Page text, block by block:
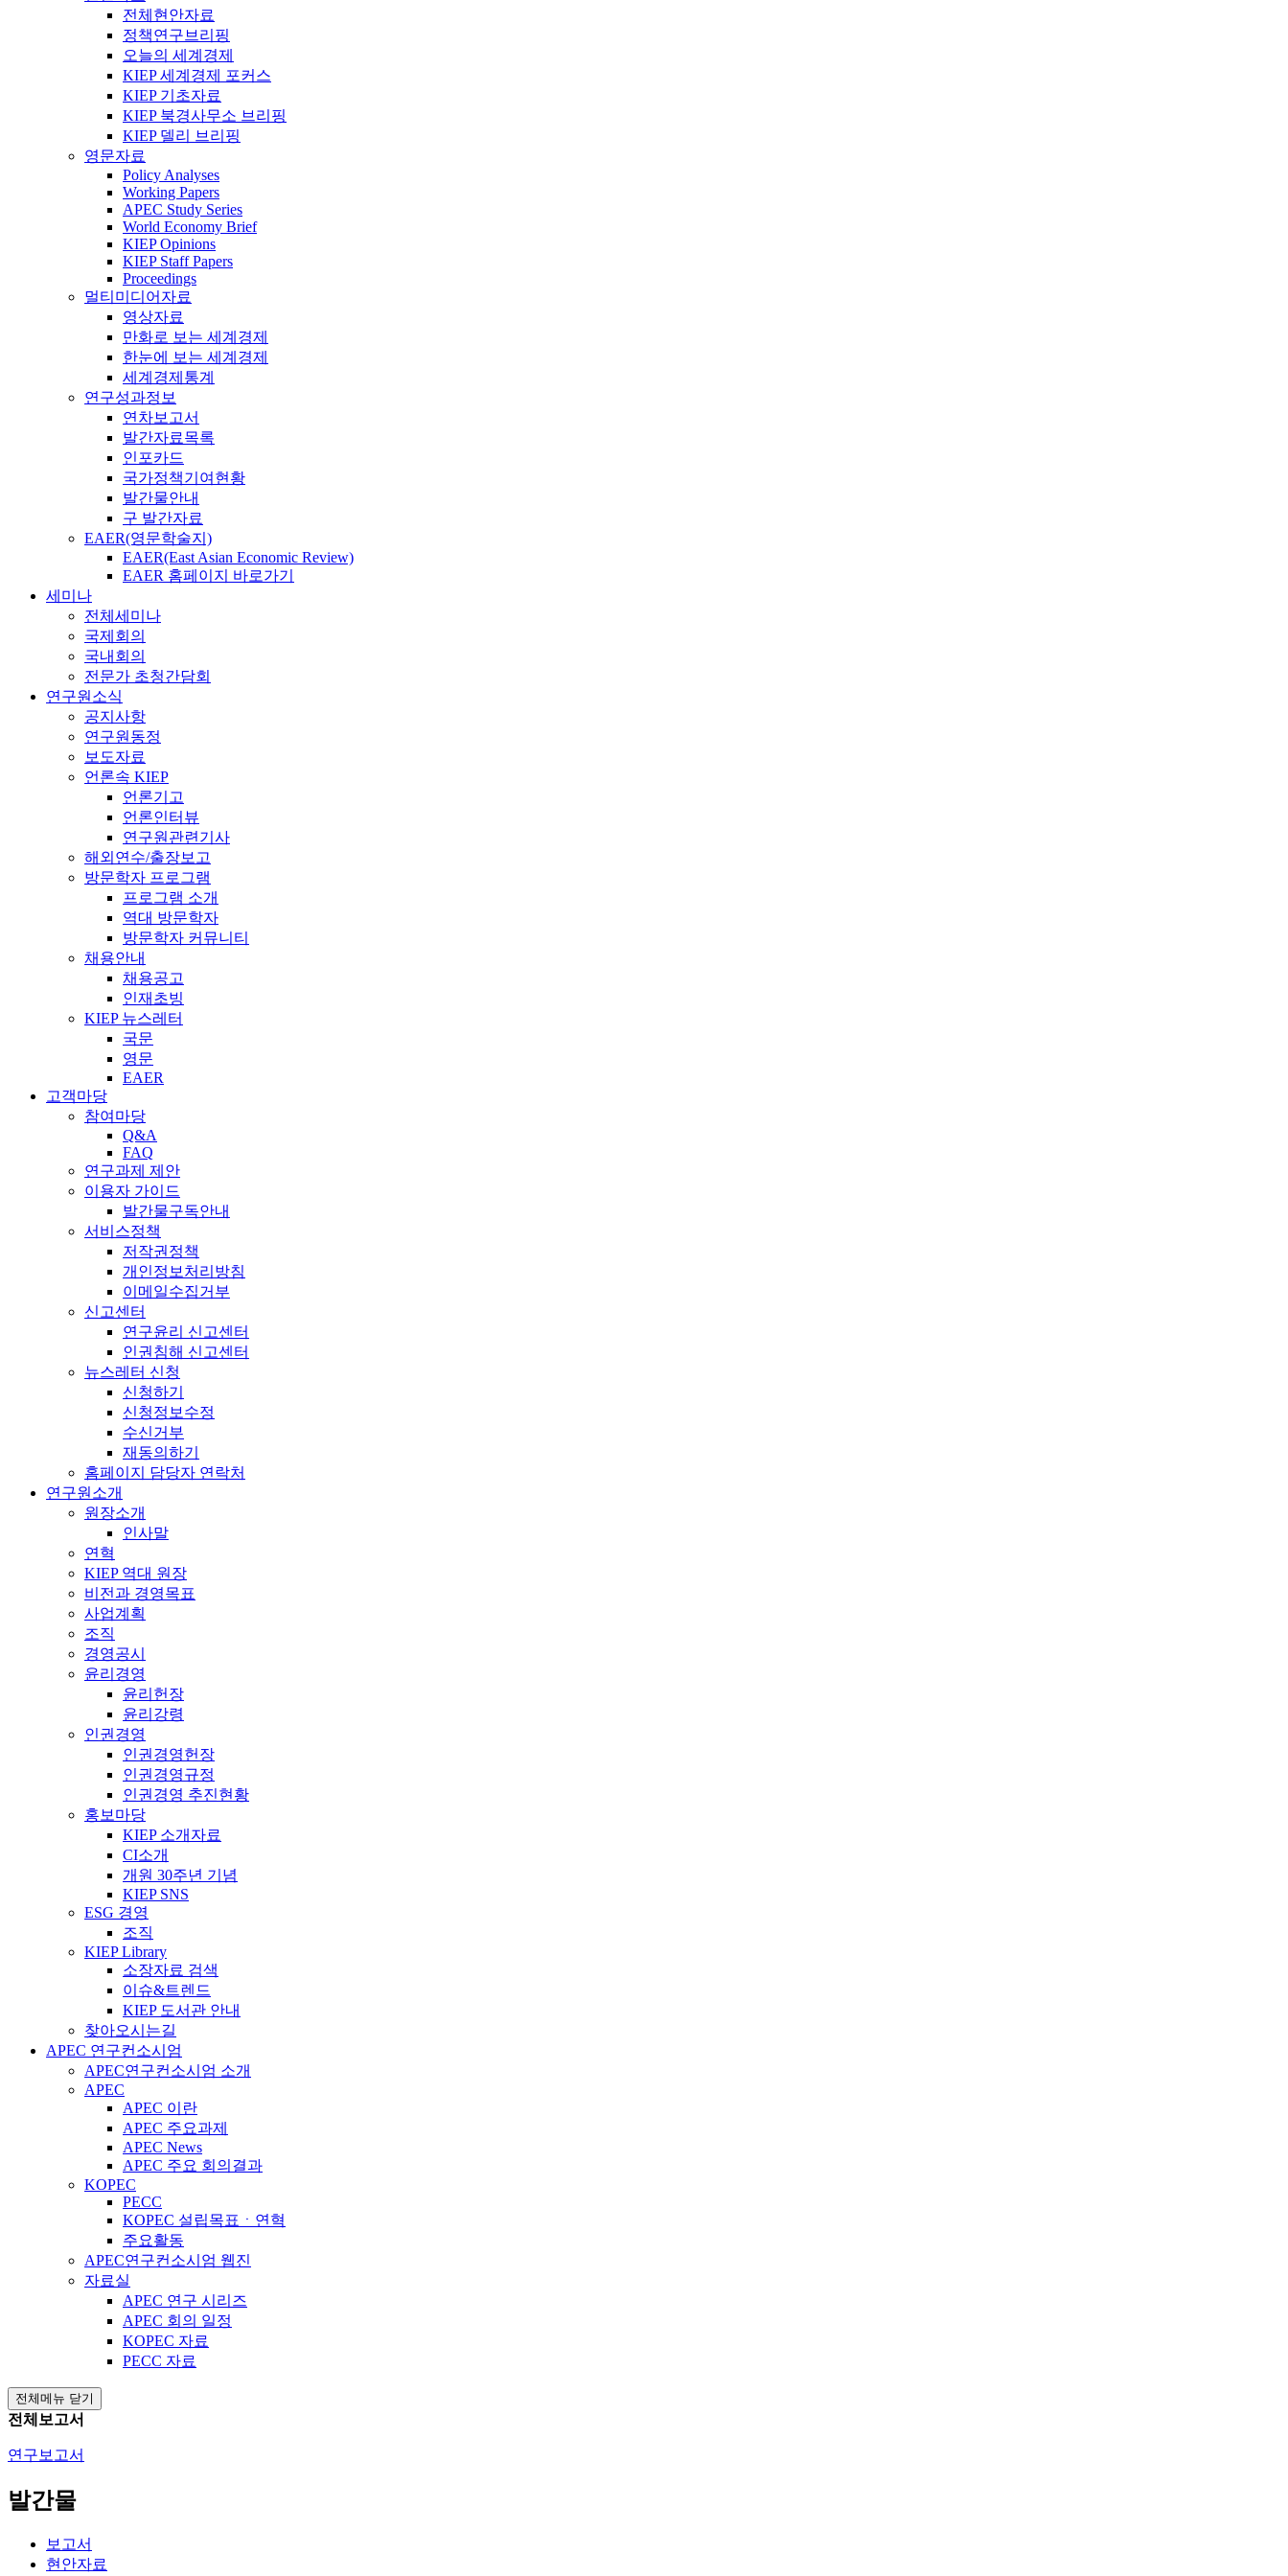
전체현안자료
정책연구브리핑
오늘의 세계경제
KIEP 세계경제 포커스
KIEP 기초자료
KIEP 북경사무소 브리핑
KIEP 델리 브리핑
영문자료
Policy Analyses
Working Papers
APEC Study Series
World Economy Brief
KIEP Opinions
KIEP Staff Papers
Proceedings
멀티미디어자료
영상자료
만화로 보는 세계경제
한눈에 보는 세계경제
세계경제통계
연구성과정보
연차보고서
발간자료목록
인포카드
국가정책기여현황
발간물안내
구 발간자료
EAER(영문학술지)
EAER(East Asian Economic Review)
EAER 홈페이지 바로가기
세미나
전체세미나
국제회의
국내회의
전문가 초청간담회
연구원소식
공지사항
연구원동정
보도자료
언론속 KIEP
언론기고
언론인터뷰
연구원관련기사
해외연수/출장보고
방문학자 프로그램
프로그램 소개
역대 방문학자
방문학자 커뮤니티
채용안내
채용공고
인재초빙
KIEP 뉴스레터
국문
영문
EAER
고객마당
참여마당
Q&A
FAQ
연구과제 제안
이용자 가이드
발간물구독안내
서비스정책
저작권정책
개인정보처리방침
이메일수집거부
신고센터
연구윤리 신고센터
인권침해 신고센터
뉴스레터 신청
신청하기
신청정보수정
수신거부
재동의하기
홈페이지 담당자 연락처
연구원소개
원장소개
인사말
연혁
KIEP 역대 원장
비전과 경영목표
사업계획
조직
경영공시
윤리경영
윤리헌장
윤리강령
인권경영
인권경영헌장
인권경영규정
인권경영 추진현황
홍보마당
KIEP 소개자료
CI소개
개원 30주년 기념
KIEP SNS
ESG 경영
조직
KIEP Library
소장자료 검색
이슈&트렌드
KIEP 도서관 안내
찾아오시는길
APEC 연구컨소시엄
APEC연구컨소시엄 소개
APEC
APEC 이란
APEC 주요과제
APEC News
APEC 주요 회의결과
KOPEC
PECC
KOPEC 설립목표ㆍ연혁
주요활동
APEC연구컨소시엄 웹진
자료실
APEC 연구 시리즈
APEC 회의 일정
KOPEC 자료
PECC 자료
전체메뉴 닫기
전체보고서
연구보고서
발간물
보고서
현안자료